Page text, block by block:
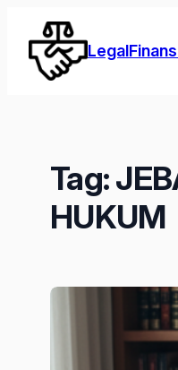
Lewati
konten
Tag:
HUKUM